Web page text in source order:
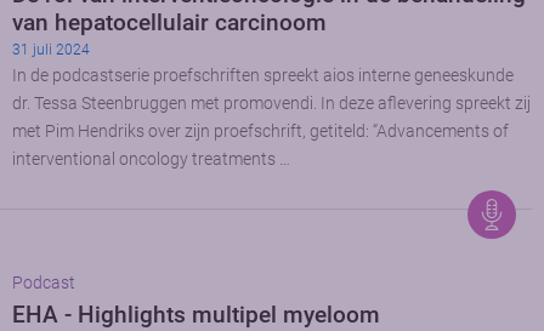
van hepatocellulair carcinoom
31 juli 2024
In de podcastserie proefschriften spreekt aios interne geneeskunde
dr. Tessa Steenbruggen met promovendi. In deze aflevering spreekt zij
met Pim Hendriks over zijn proefschrift, getiteld: “Advancements of
interventional oncology treatments …
Podcast
EHA - Highlights multipel myeloom